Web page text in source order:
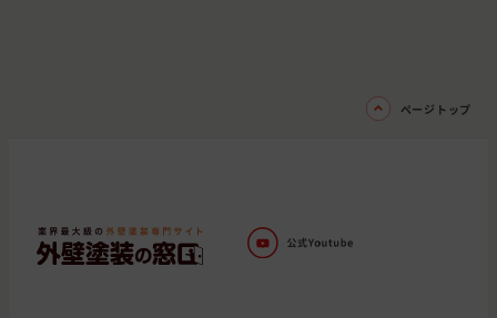
ページトップ